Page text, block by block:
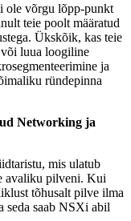
ole võrgu lõpp-punkt
teie poolt määratud
Ükskõik, kas teie
luua loogiline
ja
ründepinna
Networking ja
mis ulatub
avaliku pilveni. Kui
tõhusalt pilve ilma
seda saab NSXi abil